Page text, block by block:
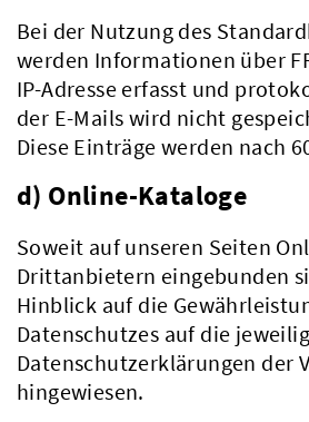
Verwaltung
Bei der Nutzung des
werden Informationen über
IP-Adresse erfasst und
der E-Mails wird nicht
Diese Einträge werden nach
d) Online-Kataloge
Soweit auf unseren Seiten
Drittanbietern eingebunden
Hinblick auf die
Datenschutzes auf die
Datenschutzerklärungen der
hingewiesen.